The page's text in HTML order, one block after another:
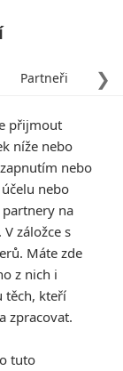
❯
Partneři
přijmout
níže nebo
nebo
nebo
na
záložce s
Máte zde
z nich i
těch, kteří
zpracovat.
tuto